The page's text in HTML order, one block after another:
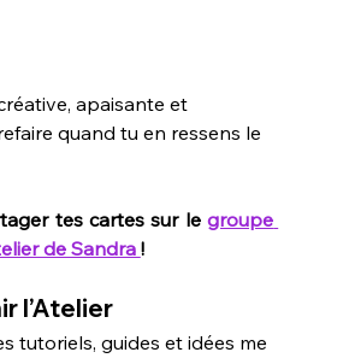
apaisante et
quand tu en ressens le
tes cartes sur le groupe
de Sandra !
l’Atelier
tutoriels, guides et idées me